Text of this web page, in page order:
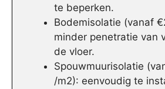
te beperken.
Bodemisolatie (vanaf
minder penetratie van
de vloer.
Spouwmuurisolatie
/m2): eenvoudig te